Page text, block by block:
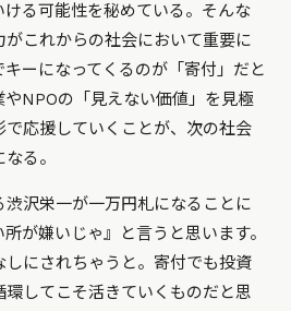
る可能性を秘めている。そんな
がこれからの社会において重要に
ーになってくるのが「寄付」だと
やNPOの「見えない価値」を見極
応援していくことが、次の社会
る。
沢栄一が一万円札になることに
が嫌いじゃ』と言うと思います。
にされちゃうと。寄付でも投資
してこそ活きていくものだと思